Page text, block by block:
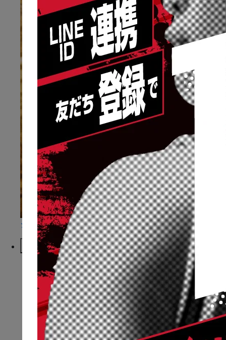
ショートコラム
McDavidについて
NEWS
ニュース一覧
BRAND
ブランドミッション
ブランドパッション
ブランドロゴ&コア